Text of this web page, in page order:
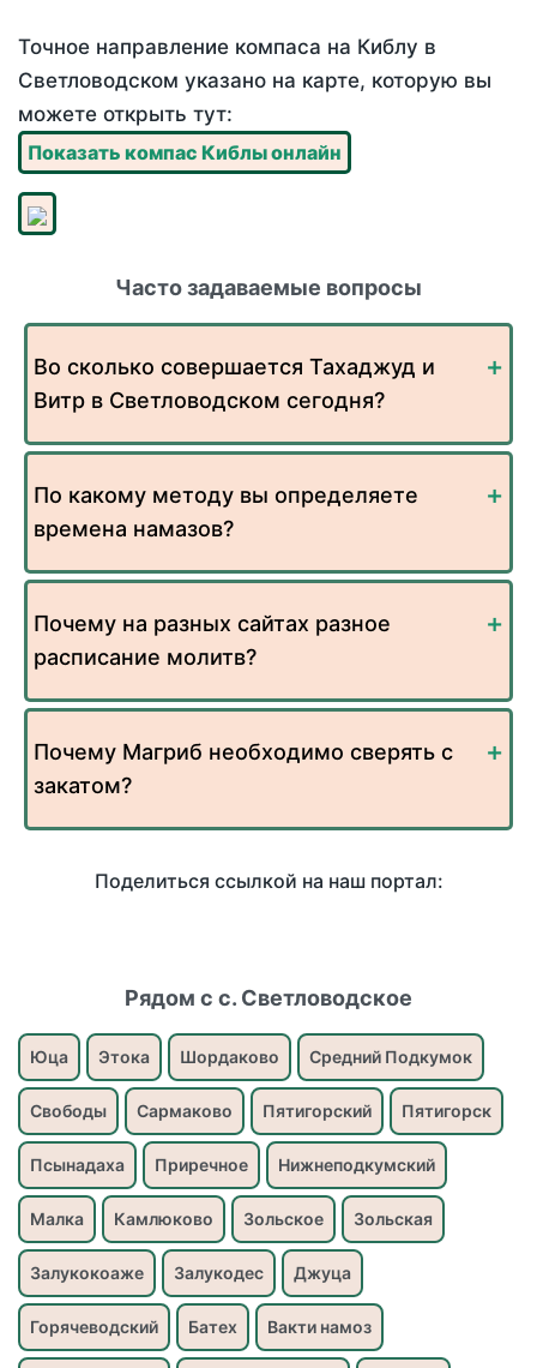
Точное направление компаса на Киблу в
Светловодском указано на карте, которую вы
можете открыть тут:
Показать компас Киблы онлайн
Часто задаваемые вопросы
Во сколько совершается Тахаджуд и
Витр в Светловодском сегодня?
По какому методу вы определяете
времена намазов?
Почему на разных сайтах разное
расписание молитв?
Почему Магриб необходимо сверять с
закатом?
Поделиться ссылкой на наш портал:
Рядом с с. Светловодское
Юца Этока Шордаково Средний Подкумок
Свободы Сармаково Пятигорский Пятигорск
Псынадаха Приречное Нижнеподкумский
Малка Камлюково Зольское Зольская
Залукокоаже Залукодес Джуца
Горячеводский Батех Вакти намоз